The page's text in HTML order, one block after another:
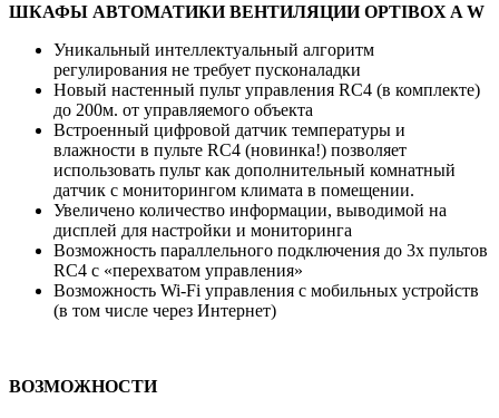
ШКАФЫ АВТОМАТИКИ ВЕНТИЛЯЦИИ OPTIBOX A W
Уникальный интеллектуальный алгоритм
регулирования не требует пусконаладки
Новый настенный пульт управления RC4 (в комплекте)
до 200м. от управляемого объекта
Встроенный цифровой датчик температуры и
влажности в пульте RC4 (новинка!) позволяет
использовать пульт как дополнительный комнатный
датчик c мониторингом климата в помещении.
Увеличено количество информации, выводимой на
дисплей для настройки и мониторинга
Возможность параллельного подключения до 3х пультов
RC4 с «перехватом управления»
Возможность Wi-Fi управления с мобильных устройств
(в том числе через Интернет)
ВОЗМОЖНОСТИ